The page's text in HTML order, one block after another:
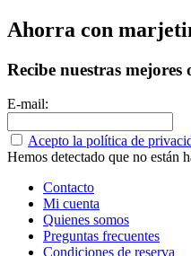
Ahorra con
Recibe nuestras
E-mail:
Acepto la política de
Hemos detectado que no están
Contacto
Mi cuenta
Quienes somos
Preguntas frecuentes
Condiciones de reserva